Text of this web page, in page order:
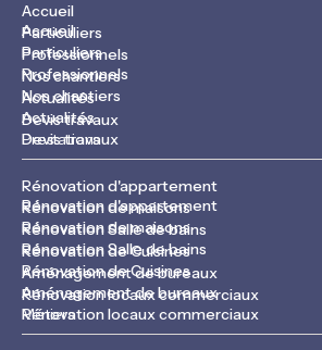
Accueil
Accueil
Particuliers
Particuliers
Professionnels
Professionnels
Nos chantiers
Nos chantiers
Actualités
Actualités
Devis travaux
Devis travaux
Prestations
Rénovation d'appartement
Rénovation d'appartement
Rénovation de maisons
Rénovation de maisons
Rénovation Salle de bains
Rénovation Salle de bains
Rénovation de Cuisines
Rénovation de Cuisines
Aménagement de bureaux
Aménagement de bureaux
Rénovation locaux commerciaux
Rénovation locaux commerciaux
Métiers